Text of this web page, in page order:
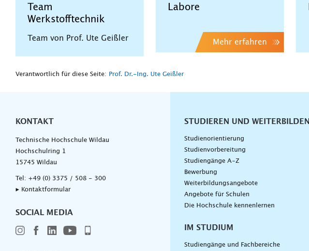
Team
Werkstofftechnik
Team von Prof. Ute Geißler
Labore
Mehr erfahren
Verantwortlich für diese Seite: Prof. Dr.-Ing. Ute Geißler
KONTAKT
Technische Hochschule Wildau
Hochschulring 1
15745 Wildau
Tel: +49 (0) 3375 / 508 - 300
▸ Kontaktformular
SOCIAL MEDIA
Unternavigation
STUDIEREN UND WEITERBILDEN
Studienorientierung
Studienvorbereitung
Studiengänge A–Z
Bewerbung
Weiterbildungsangebote
Angebote für Schulen
Die Hochschule kennenlernen
IM STUDIUM
Studiengänge und Fachbereiche